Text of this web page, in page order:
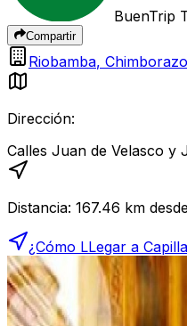
BuenTrip
Compartir
Riobamba, Chimborazo
Dirección:
Calles Juan de Velasco y
Distancia: 167.46 km
¿Cómo LLegar a